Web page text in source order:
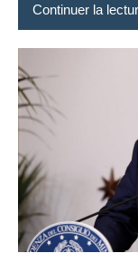
Continuer la